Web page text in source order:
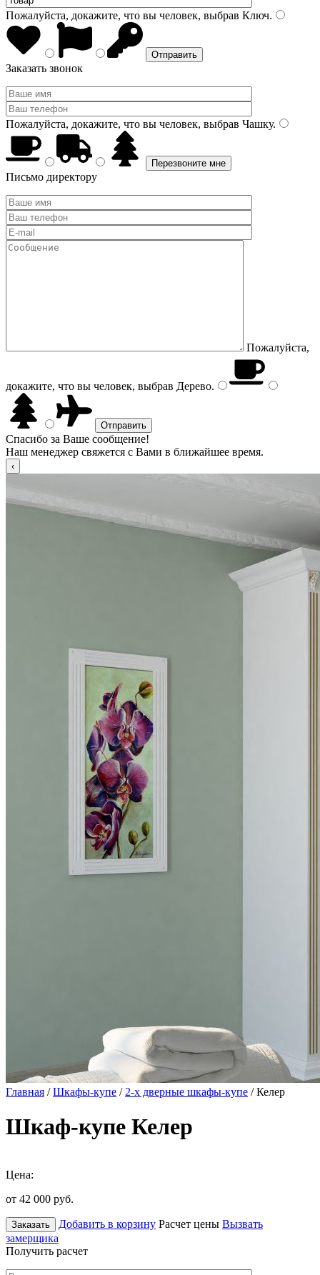
Пожалуйста, докажите, что вы человек, выбрав Ключ.
Заказать звонок
Пожалуйста, докажите, что вы человек, выбрав Чашку.
Письмо директору
Пожалуйста,
докажите, что вы человек, выбрав Дерево.
Спасибо за Ваше сообщение!
Наш менеджер свяжется с Вами в ближайшее время.
Главная /Шкафы-купе / 2-х дверные шкафы-купе / Келер
Шкаф-купе Келер
Цена:
от 42 000 руб.
Заказать Добавить в корзину Расчет цены Вызвать
замерщика
Получить расчет